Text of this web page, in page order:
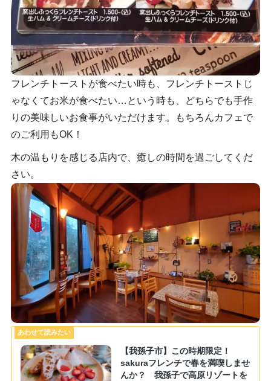
フレンチトーストが食べたい時も、フレンチトーストじ
ゃなくてお米が食べたい…という時も、どちらでも手作
りの美味しいお食事がいただけます。もちろんカフェで
のご利用もOK！
木の温もりを感じる店内で、癒しの時間を過ごしてくだ
さい。
【我孫子市】この時期限定！
sakuraフレンチで春を満喫しませ
んか？ 我孫子で高原リゾートを